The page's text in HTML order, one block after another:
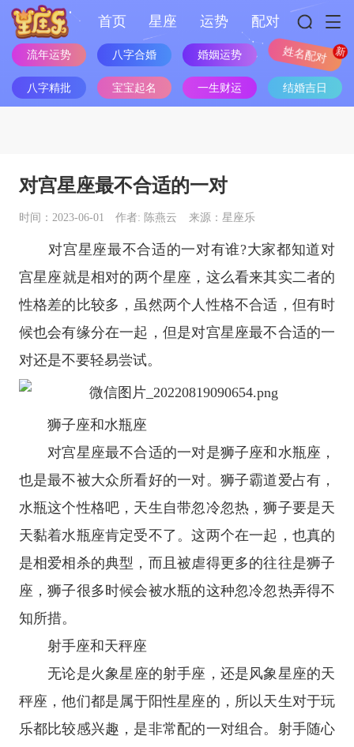
首页 星座 运势 配对
流年运势 八字合婚 婚姻运势 姓名配对
八字精批 宝宝起名 一生财运 结婚吉日
对宫星座最不合适的一对
时间：2023-06-01 作者: 陈燕云 来源：星座乐
对宫星座最不合适的一对有谁?大家都知道对
宫星座就是相对的两个星座，这么看来其实二者的
性格差的比较多，虽然两个人性格不合适，但有时
候也会有缘分在一起，但是对宫星座最不合适的一
对还是不要轻易尝试。
狮子座和水瓶座
对宫星座最不合适的一对是狮子座和水瓶座 ，
也是最不被大众所看好的一对。狮子霸道爱占有，
水瓶这个性格吧，天生自带忽冷忽热，狮子要是天
天黏着水瓶座肯定受不了。这两个在一起，也真的
是相爱相杀的典型，而且被虐得更多的往往是狮子
座，狮子很多时候会被水瓶的这种忽冷忽热弄得不
知所措。
射手座和天秤座
无论是火象星座的射手座 ，还是风象星座的天
秤座 ，他们都是属于阳性星座的，所以天生对于玩
乐都比较感兴趣，是非常配的一对组合。射手随心